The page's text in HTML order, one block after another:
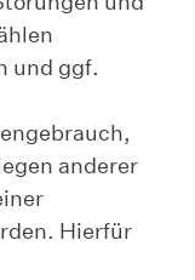
und ggf.
anderer
Hierfür